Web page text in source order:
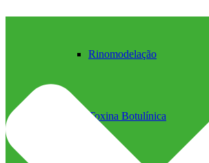
Rinomodelação
Toxina Botulínica